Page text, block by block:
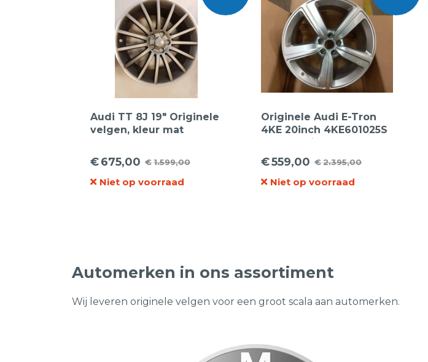
Audi TT 8J 19″ Originele
velgen, kleur mat
Gepolijste rand.
€1.599,00
Oorspronkelijke
prijs
€675,00
Huidige
prijs
Niet op voorraad
Originele Audi E-Tron
4KE 20inch 4KE601025S
5 Spaak Lichtmetalen
Velgen
€2.395,00
Oorspronkelijke
prijs
€559,00
Huidige
prijs
Niet op voorraad
Automerken in ons assortiment
Wij leveren originele velgen voor een groot scala aan automerken.